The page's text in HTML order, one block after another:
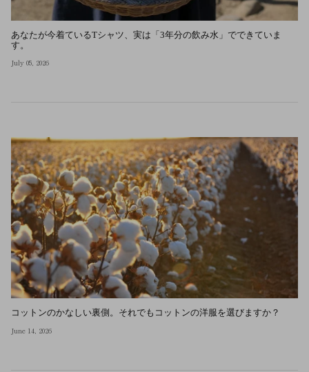
あなたが今着ているTシャツ、実は「3年分の飲み水」でできていま
す。
July 05, 2026
コットンのかなしい裏側。それでもコットンの洋服を選びますか？
June 14, 2026